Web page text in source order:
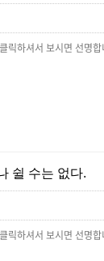
릭하셔서 보시면 선명
쉴 수는 없다.
릭하셔서 보시면 선명